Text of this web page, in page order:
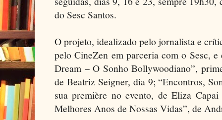
do Sesc Santos.
O projeto, idealizado pelo jornalista e
pelo CineZen em parceria com o Sesc,
Dream – O Sonho Bollywoodiano”,
de Beatriz Seigner, dia 9; “Encontros,
sua première no evento, de Eliza
Melhores Anos de Nossas Vidas”, de